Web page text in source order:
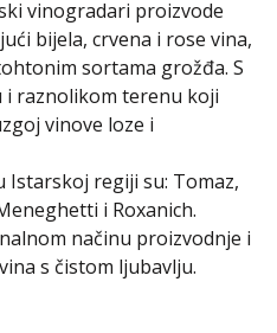
vinogradari proizvode
bijela, crvena i rose vina,
sortama grožđa. S
raznolikom terenu koji
vinove loze i
Istarskoj regiji su: Tomaz,
i Roxanich.
načinu proizvodnje i
s čistom ljubavlju.